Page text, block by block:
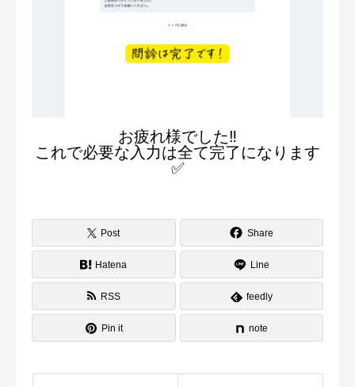
お疲れ様でした‼️
これで必要な入力は全て完了になります
✅
Post Share
Hatena Line
RSS feedly
Pin it note